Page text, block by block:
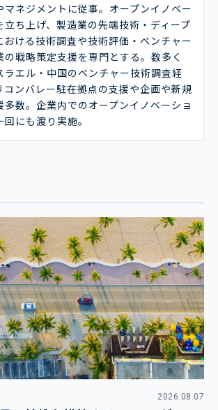
マネジメントに従事。オープンイノベー
立ち上げ、製造業の先端技術・ディープ
おける技術調査や技術評価・ベンチャー
戦略策定支援を専門とする。数多く
ラエル・中国のベンチャー技術調査経
コンバレー駐在拠点の支援や企画や新規
多数。企業内でのオープンイノベーショ
にも渡り実施。
2026.08.07